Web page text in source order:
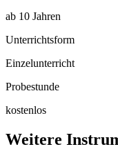
ab 10 Jahren
Unterrichtsform
Einzelunterricht
Probestunde
kostenlos
Weitere